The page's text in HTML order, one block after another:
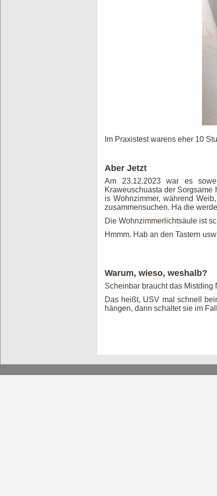
Im Praxistest warens eher 10
Aber Jetzt
Am 23.12.2023 war es
Kraweuschuasta der
is Wohnzimmer, während
zusammensuchen. Ha die
Die Wohnzimmerlichtsäule ist
Hmmm. Hab an den Tastern
Warum, wieso, weshalb?
Scheinbar braucht das
Das heißt, USV mal schnell
hängen, dann schaltet sie im